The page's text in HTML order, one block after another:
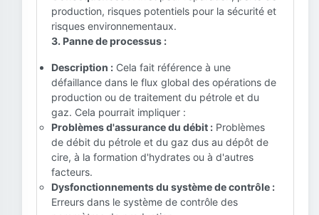
production, risques potentiels pour la sécurité et
risques environnementaux.
3. Panne de processus :
Description : Cela fait référence à une
défaillance dans le flux global des opérations de
production ou de traitement du pétrole et du
gaz. Cela pourrait impliquer :
Problèmes d'assurance du débit : Problèmes
de débit du pétrole et du gaz dus au dépôt de
cire, à la formation d'hydrates ou à d'autres
facteurs.
Dysfonctionnements du système de contrôle :
Erreurs dans le système de contrôle des